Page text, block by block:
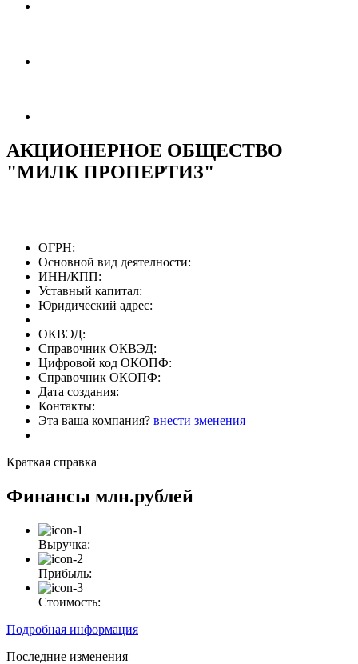
АКЦИОНЕРНОЕ ОБЩЕСТВО
"МИЛК ПРОПЕРТИЗ"
ОГРН:
Основной вид деятелности:
ИНН/КПП:
Уставный капитал:
Юридический адрес:
ОКВЭД:
Справочник ОКВЭД:
Цифровой код ОКОПФ:
Справочник ОКОПФ:
Дата создания:
Контакты:
Эта ваша компания? внести зменения
Краткая справка
Финансы млн.рублей
Выручка:
Прибыль:
Стоимость:
Подробная информация
Последние изменения